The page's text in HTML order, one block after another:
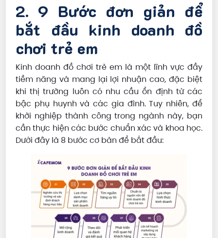
2. 9 Bước đơn giản để
bắt đầu kinh doanh đồ
chơi trẻ em
Kinh doanh đồ chơi trẻ em là một lĩnh vực đầy
tiềm năng và mang lại lợi nhuận cao, đặc biệt
khi thị trường luôn có nhu cầu ổn định từ các
bậc phụ huynh và các gia đình. Tuy nhiên, để
khởi nghiệp thành công trong ngành này, bạn
cần thực hiện các bước chuẩn xác và khoa học.
Dưới đây là 8 bước cơ bản để bắt đầu: